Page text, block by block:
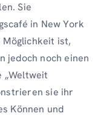
Sie
in New York
Möglichkeit ist,
jedoch noch einen
„Weltweit
sie ihr
Können und